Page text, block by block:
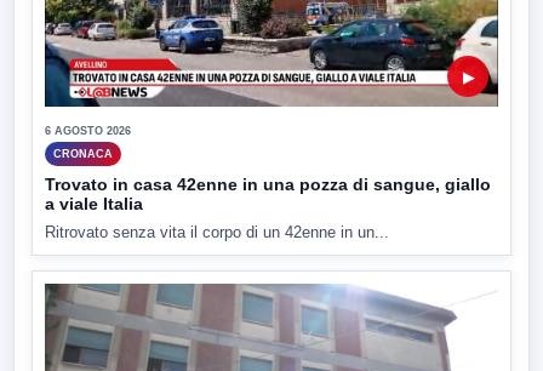
▶
6 AGOSTO 2026
CRONACA
Trovato in casa 42enne in una pozza di sangue, giallo
a viale Italia
Ritrovato senza vita il corpo di un 42enne in un...